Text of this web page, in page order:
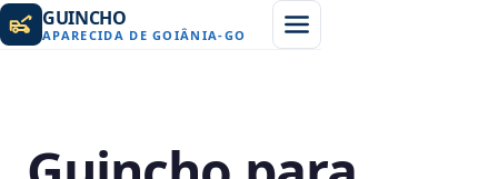
GUINCHO
APARECIDA DE GOIÂNIA-GO